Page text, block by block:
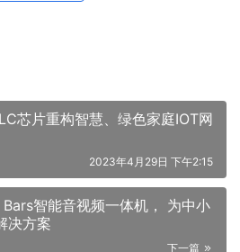
芯片重构智慧、绿色家庭IOT网
2023年4月29日 下午2:15
智能音视频一体机， 为中小
决方案
下一篇